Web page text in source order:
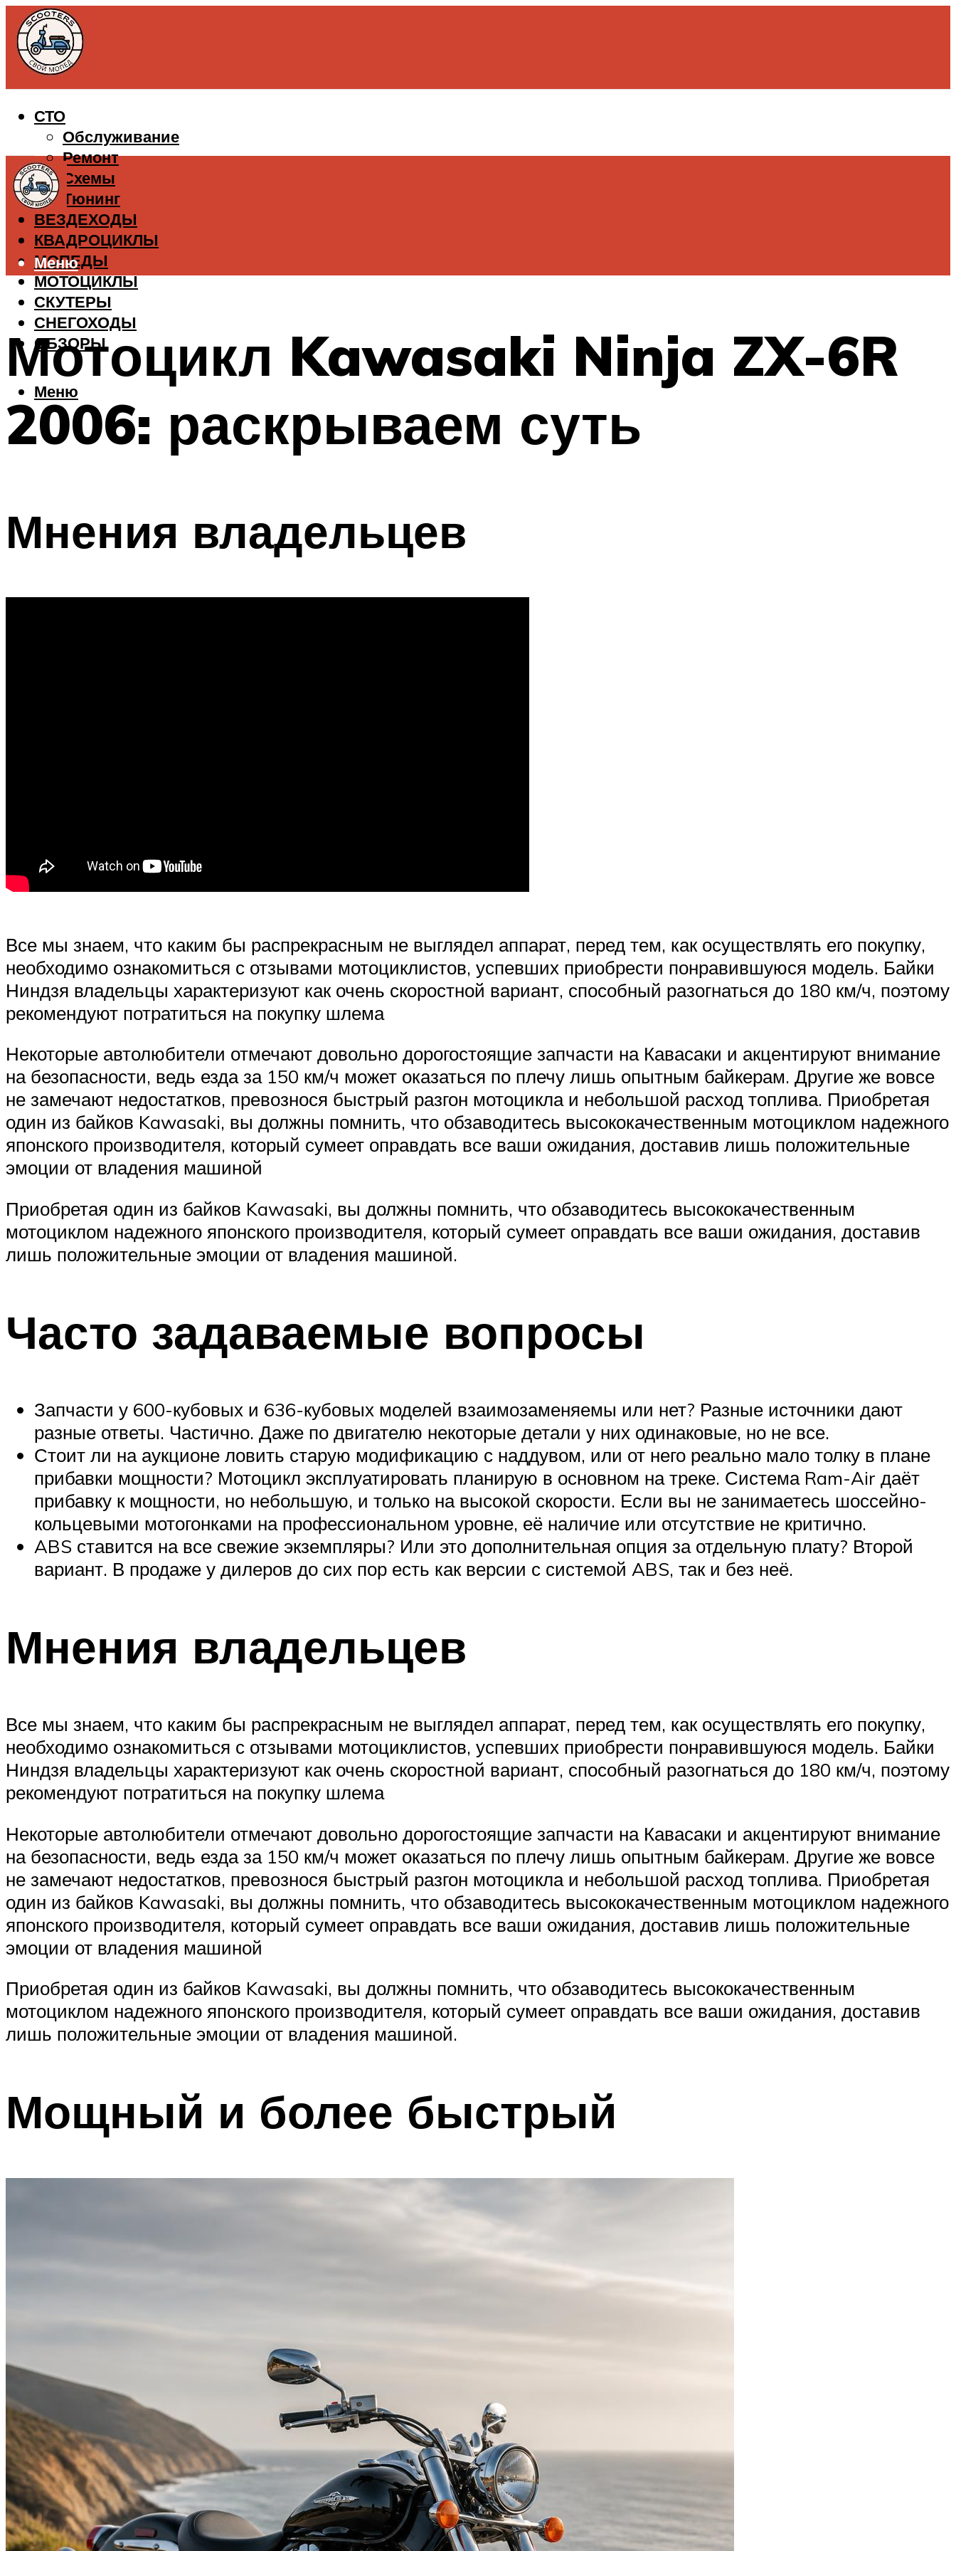
СТО
Обслуживание
Ремонт
Схемы
Тюнинг
ВЕЗДЕХОДЫ
КВАДРОЦИКЛЫ
МОПЕДЫ
МОТОЦИКЛЫ
СКУТЕРЫ
СНЕГОХОДЫ
ОБЗОРЫ
Меню
Меню
Мотоцикл Kawasaki Ninja ZX-6R
2006: раскрываем суть
Мнения владельцев
Все мы знаем, что каким бы распрекрасным не выглядел аппарат, перед тем, как осуществлять его покупку,
необходимо ознакомиться с отзывами мотоциклистов, успевших приобрести понравившуюся модель. Байки
Ниндзя владельцы характеризуют как очень скоростной вариант, способный разогнаться до 180 км/ч, поэтому
рекомендуют потратиться на покупку шлема
Некоторые автолюбители отмечают довольно дорогостоящие запчасти на Кавасаки и акцентируют внимание
на безопасности, ведь езда за 150 км/ч может оказаться по плечу лишь опытным байкерам. Другие же вовсе
не замечают недостатков, превознося быстрый разгон мотоцикла и небольшой расход топлива. Приобретая
один из байков Kawasaki, вы должны помнить, что обзаводитесь высококачественным мотоциклом надежного
японского производителя, который сумеет оправдать все ваши ожидания, доставив лишь положительные
эмоции от владения машиной
Приобретая один из байков Kawasaki, вы должны помнить, что обзаводитесь высококачественным
мотоциклом надежного японского производителя, который сумеет оправдать все ваши ожидания, доставив
лишь положительные эмоции от владения машиной.
Часто задаваемые вопросы
Запчасти у 600-кубовых и 636-кубовых моделей взаимозаменяемы или нет? Разные источники дают
разные ответы. Частично. Даже по двигателю некоторые детали у них одинаковые, но не все.
Стоит ли на аукционе ловить старую модификацию с наддувом, или от него реально мало толку в плане
прибавки мощности? Мотоцикл эксплуатировать планирую в основном на треке. Система Ram-Air даёт
прибавку к мощности, но небольшую, и только на высокой скорости. Если вы не занимаетесь шоссейно-
кольцевыми мотогонками на профессиональном уровне, её наличие или отсутствие не критично.
ABS ставится на все свежие экземпляры? Или это дополнительная опция за отдельную плату? Второй
вариант. В продаже у дилеров до сих пор есть как версии с системой ABS, так и без неё.
Мнения владельцев
Все мы знаем, что каким бы распрекрасным не выглядел аппарат, перед тем, как осуществлять его покупку,
необходимо ознакомиться с отзывами мотоциклистов, успевших приобрести понравившуюся модель. Байки
Ниндзя владельцы характеризуют как очень скоростной вариант, способный разогнаться до 180 км/ч, поэтому
рекомендуют потратиться на покупку шлема
Некоторые автолюбители отмечают довольно дорогостоящие запчасти на Кавасаки и акцентируют внимание
на безопасности, ведь езда за 150 км/ч может оказаться по плечу лишь опытным байкерам. Другие же вовсе
не замечают недостатков, превознося быстрый разгон мотоцикла и небольшой расход топлива. Приобретая
один из байков Kawasaki, вы должны помнить, что обзаводитесь высококачественным мотоциклом надежного
японского производителя, который сумеет оправдать все ваши ожидания, доставив лишь положительные
эмоции от владения машиной
Приобретая один из байков Kawasaki, вы должны помнить, что обзаводитесь высококачественным
мотоциклом надежного японского производителя, который сумеет оправдать все ваши ожидания, доставив
лишь положительные эмоции от владения машиной.
Мощный и более быстрый